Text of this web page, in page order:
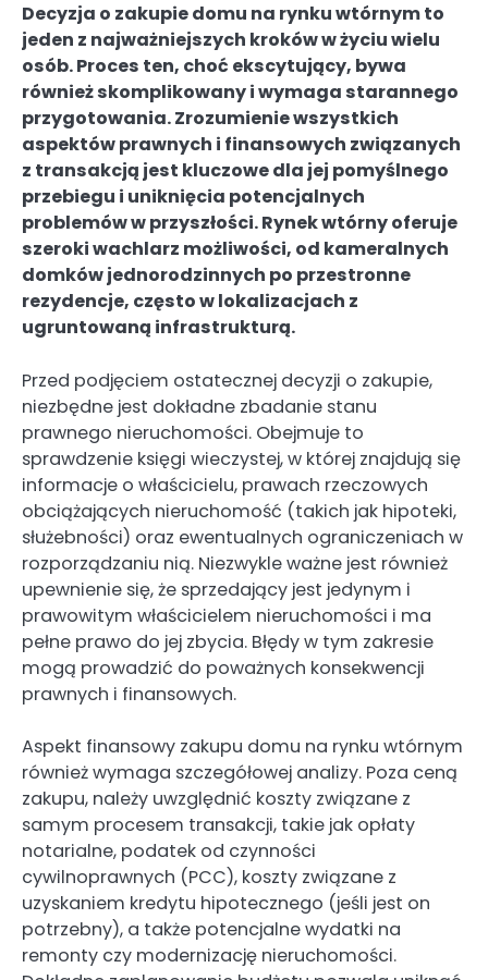
Decyzja o zakupie domu na rynku wtórnym to
jeden z najważniejszych kroków w życiu wielu
osób. Proces ten, choć ekscytujący, bywa
również skomplikowany i wymaga starannego
przygotowania. Zrozumienie wszystkich
aspektów prawnych i finansowych związanych
z transakcją jest kluczowe dla jej pomyślnego
przebiegu i uniknięcia potencjalnych
problemów w przyszłości. Rynek wtórny oferuje
szeroki wachlarz możliwości, od kameralnych
domków jednorodzinnych po przestronne
rezydencje, często w lokalizacjach z
ugruntowaną infrastrukturą.
Przed podjęciem ostatecznej decyzji o zakupie,
niezbędne jest dokładne zbadanie stanu
prawnego nieruchomości. Obejmuje to
sprawdzenie księgi wieczystej, w której znajdują się
informacje o właścicielu, prawach rzeczowych
obciążających nieruchomość (takich jak hipoteki,
służebności) oraz ewentualnych ograniczeniach w
rozporządzaniu nią. Niezwykle ważne jest również
upewnienie się, że sprzedający jest jedynym i
prawowitym właścicielem nieruchomości i ma
pełne prawo do jej zbycia. Błędy w tym zakresie
mogą prowadzić do poważnych konsekwencji
prawnych i finansowych.
Aspekt finansowy zakupu domu na rynku wtórnym
również wymaga szczegółowej analizy. Poza ceną
zakupu, należy uwzględnić koszty związane z
samym procesem transakcji, takie jak opłaty
notarialne, podatek od czynności
cywilnoprawnych (PCC), koszty związane z
uzyskaniem kredytu hipotecznego (jeśli jest on
potrzebny), a także potencjalne wydatki na
remonty czy modernizację nieruchomości.